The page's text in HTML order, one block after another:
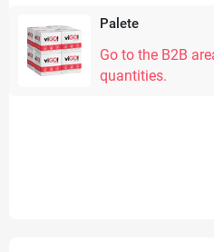
Palete
Go to the B2B
quantities.